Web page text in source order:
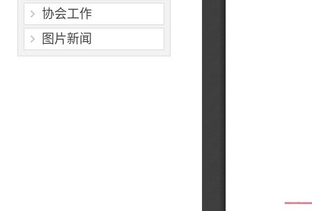
协会工作
图片新闻